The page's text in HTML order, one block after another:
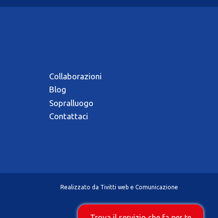
Collaborazioni
Blog
Sopralluogo
Contattaci
Realizzato da Tivitti web e Comunicazione